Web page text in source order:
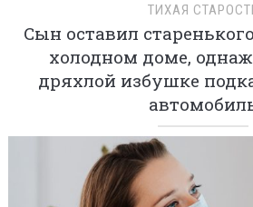
ТИХАЯ
Сын оставил
холодном доме,
дряхлой избушке